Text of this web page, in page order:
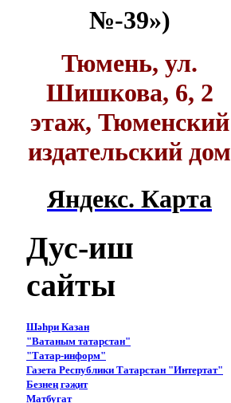
№-39»)
Тюмень, ул.
Шишкова, 6, 2
этаж, Тюменский
издательский дом
Яндекс. Карта
Дус-иш
сайты
Шәһри Казан
"Ватаным татарстан"
"Татар-информ"
Газета Республики Татарстан "Интертат"
Безнең гәҗит
Матбугат